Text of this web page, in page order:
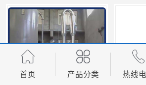
首页 产品分类 热线